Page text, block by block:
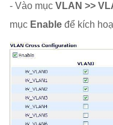
- Vào mục VLAN >>
mục Enable để kích